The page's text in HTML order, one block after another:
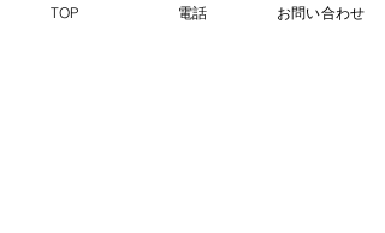
TOP 電話 お問い合わせ